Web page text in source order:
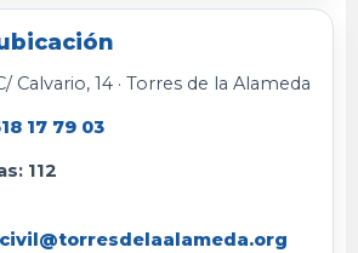
Calvario, 14 · Torres de la Alameda
17 79 03
112